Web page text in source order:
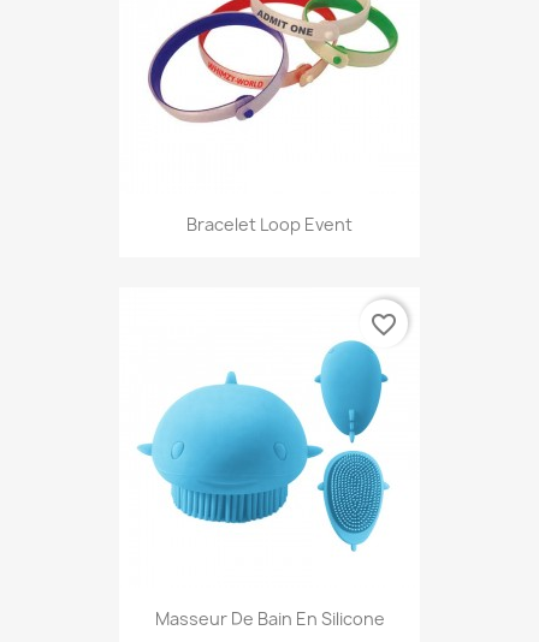
Bracelet Loop Event
Masseur De Bain En Silicone
favorite_border